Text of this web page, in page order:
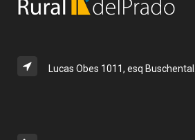
Lucas Obes 1011, esq